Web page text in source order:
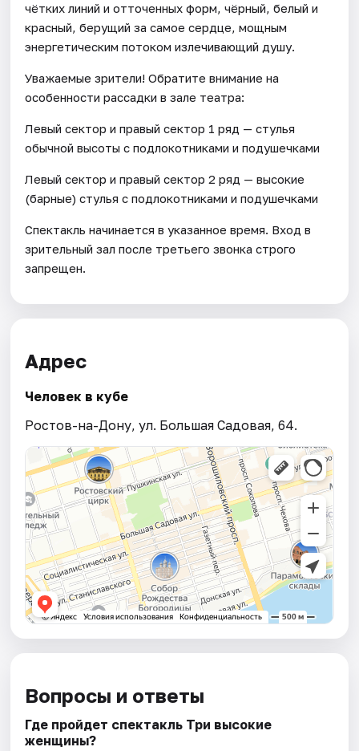
чётких линий и отточенных форм, чёрный, белый и
красный, берущий за самое сердце, мощным
энергетическим потоком излечивающий душу.
Уважаемые зрители! Обратите внимание на
особенности рассадки в зале театра:
Левый сектор и правый сектор 1 ряд — стулья
обычной высоты с подлокотниками и подушечками
Левый сектор и правый сектор 2 ряд — высокие
(барные) стулья с подлокотниками и подушечками
Спектакль начинается в указанное время. Вход в
зрительный зал после третьего звонка строго
запрещен.
Адрес
Человек в кубе
Ростов-на-Дону, ул. Большая Садовая, 64.
Вопросы и ответы
Где пройдет спектакль Три высокие
женщины?